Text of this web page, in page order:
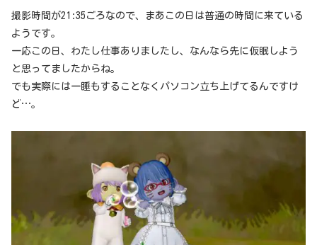
撮影時間が21:35ごろなので、まあこの日は普通の時間に来ている
ようです。
一応この日、わたし仕事ありましたし、なんなら先に仮眠しよう
と思ってましたからね。
でも実際には一睡もすることなくパソコン立ち上げてるんですけ
ど…。